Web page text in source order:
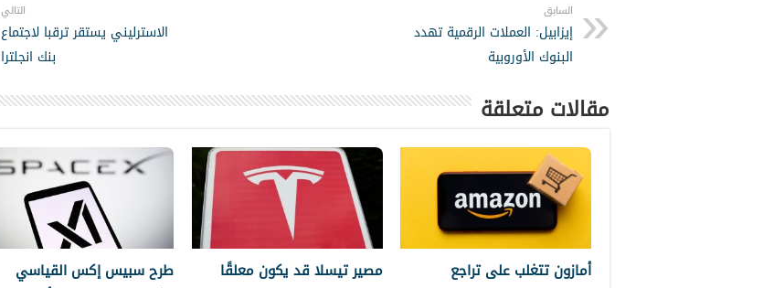
السابق
إيزابيل: العملات الرقمية تهدد
البنوك الأوروبية
التالي
الاسترليني يستقر ترقبا لاجتماع
بنك انجلترا
مقالات متعلقة
أمازون تتغلب على تراجع
مصير تيسلا قد يكون معلقًا
طرح سبيس إكس القياسي